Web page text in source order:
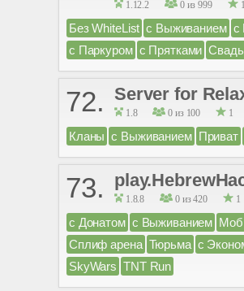
1.12.2 0 из 999 1
Без WhiteList с Выживанием с
с Паркуром с Прятками
72. Server for
1.8 0 из 100 1
Кланы с Выживанием Приват
73. 1.8.8 0 из 420 1
с Донатом с Выживанием Моб
Сплиф арена Тюрьма с
SkyWars TNT Run